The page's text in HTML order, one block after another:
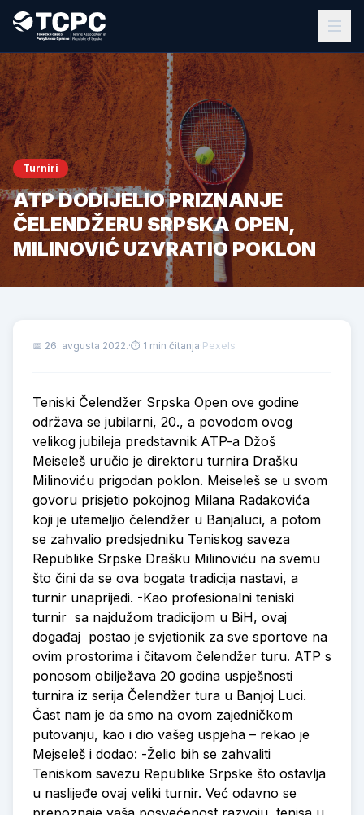
Turniri
ATP DODIJELIO PRIZNANJE
ČELENDŽERU SRPSKA OPEN,
MILINOVIĆ UZVRATIO POKLON
📅 26. avgusta 2022.·⏱ 1 min čitanja·Pexels
Teniski Čelendžer Srpska Open ove godine
održava se jubilarni, 20., a povodom ovog
velikog jubileja predstavnik ATP-a Džoš
Meiseleš uručio je direktoru turnira Drašku
Milinoviću prigodan poklon. Meiseleš se u svom
govoru prisjetio pokojnog Milana Radakovića
koji je utemeljio čelendžer u Banjaluci, a potom
se zahvalio predsjedniku Teniskog saveza
Republike Srpske Drašku Milinoviću na svemu
što čini da se ova bogata tradicija nastavi, a
turnir unaprijedi. -Kao profesionalni teniski
turnir sa najdužom tradicijom u BiH, ovaj
događaj postao je svjetionik za sve sportove na
ovim prostorima i čitavom čelendžer turu. ATP s
ponosom obilježava 20 godina uspješnosti
turnira iz serija Čelendžer tura u Banjoj Luci.
Čast nam je da smo na ovom zajedničkom
putovanju, kao i dio vašeg uspjeha – rekao je
Mejseleš i dodao: -Želio bih se zahvaliti
Teniskom savezu Republike Srpske što ostavlja
u naslijeđe ovaj veliki turnir. Već odavno se